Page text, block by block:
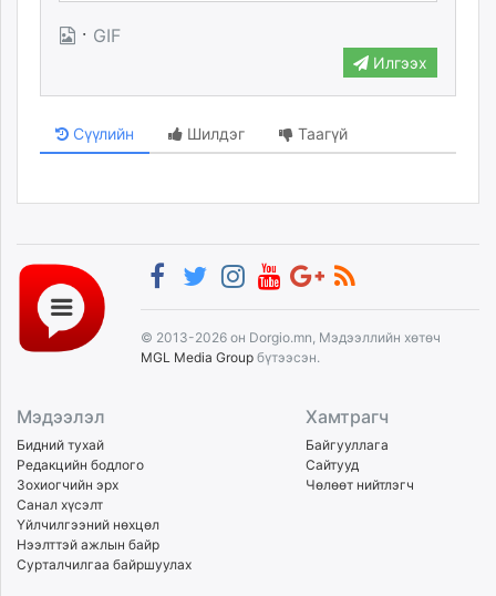
· GIF
Илгээх
Сүүлийн Шилдэг Таагүй
© 2013-2026 он Dorgio.mn, Мэдээллийн хөтөч
MGL Media Group бүтээсэн.
Мэдээлэл
Бидний тухай
Редакцийн бодлого
Зохиогчийн эрх
Санал хүсэлт
Үйлчилгээний нөхцөл
Нээлттэй ажлын байр
Сурталчилгаа байршуулах
Хамтрагч
Байгууллага
Сайтууд
Чөлөөт нийтлэгч